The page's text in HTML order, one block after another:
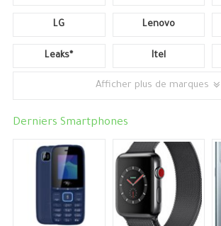
LG Lenovo
Leaks* Itel
Afficher plus de marques
Derniers Smartphones